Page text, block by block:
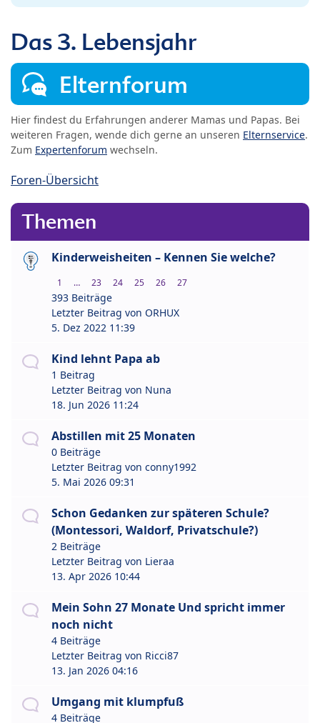
Das 3. Lebensjahr
Elternforum
Hier findest du Erfahrungen anderer Mamas und Papas. Bei
weiteren Fragen, wende dich gerne an unseren Elternservice.
Zum Expertenforum wechseln.
Foren-Übersicht
Themen
Kinderweisheiten – Kennen Sie welche?
1 … 23 24 25 26 27
393 Beiträge
Letzter Beitrag von ORHUX
5. Dez 2022 11:39
Kind lehnt Papa ab
1 Beitrag
Letzter Beitrag von Nuna
18. Jun 2026 11:24
Abstillen mit 25 Monaten
0 Beiträge
Letzter Beitrag von conny1992
5. Mai 2026 09:31
Schon Gedanken zur späteren Schule?
(Montessori, Waldorf, Privatschule?)
2 Beiträge
Letzter Beitrag von Lieraa
13. Apr 2026 10:44
Mein Sohn 27 Monate Und spricht immer
noch nicht
4 Beiträge
Letzter Beitrag von Ricci87
13. Jan 2026 04:16
Umgang mit klumpfuß
4 Beiträge